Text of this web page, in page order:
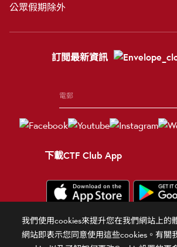
公眾假期除外
訂閲最新資訊
下載CTF Club App
條款細則 使用條款 隱私政策 官方聲明
我們使用cookies來提升您在我們網站上的
網站即表示您同意使用這些cookies。有關